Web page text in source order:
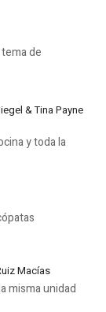
de
& Tina Payne
y toda la
Macías
misma unidad